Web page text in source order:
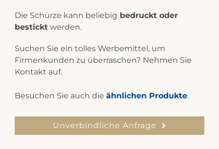
Die Schürze kann beliebig bedruckt oder
besticktwerden.
Suchen Sie ein tolles Werbemittel, um
Firmenkunden zu überraschen? Nehmen Sie
Kontakt auf.
Besuchen Sie auch die ähnlichen Produkte.
Unverbindliche Anfrage